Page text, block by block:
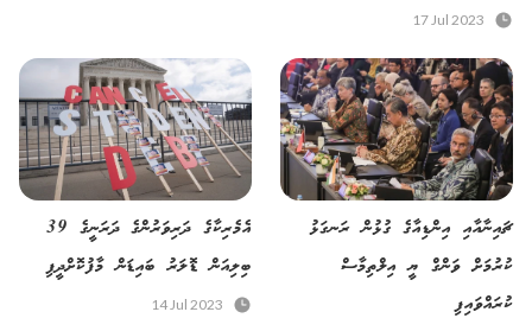
17 Jul 2023
ޗައިނާއާއި އިންޑިއާގެ ގުޅުން ރަނގަޅު
ކުރުމަށް ވަންގް ޔީ އިލްތިމާސް
ކުރައްވައިފި
އެމެރިކާގެ ދަރިވަރުންގެ ދަރަނީގެ 39
ބިލިއަން ޑޮލަރު ބައިޑަން މާފުކޮށްދީފި
14 Jul 2023